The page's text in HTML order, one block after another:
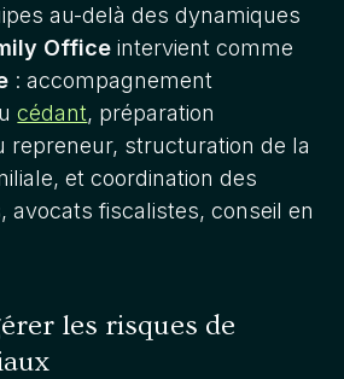
au-delà des dynamiques
Office intervient comme
: accompagnement
cédant, préparation
repreneur, structuration de la
et coordination des
avocats fiscalistes, conseil en
les risques de